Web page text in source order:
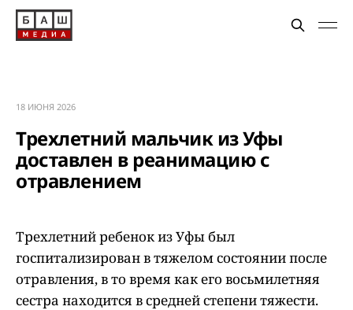
18 ИЮНЯ 2026
Трехлетний мальчик из Уфы
доставлен в реанимацию с
отравлением
Трехлетний ребенок из Уфы был
госпитализирован в тяжелом состоянии после
отравления, в то время как его восьмилетняя
сестра находится в средней степени тяжести.